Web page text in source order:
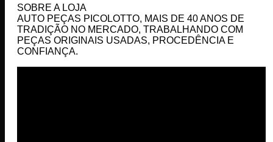
SOBRE A LOJA
AUTO PEÇAS PICOLOTTO, MAIS DE 40 ANOS DE
TRADIÇÃO NO MERCADO, TRABALHANDO COM
PEÇAS ORIGINAIS USADAS, PROCEDÊNCIA E
CONFIANÇA.